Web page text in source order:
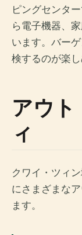
ピングセンタ
ら電子機器、
います。バー
検するのが楽し
アウ
ィ
クワイ・ツィ
にさまざまな
ます。